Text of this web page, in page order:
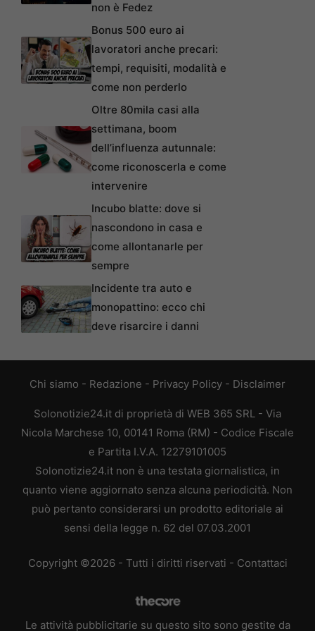
non è Fedez
Bonus 500 euro ai
lavoratori anche precari:
tempi, requisiti, modalità e
come non perderlo
Oltre 80mila casi alla
settimana, boom
dell’influenza autunnale:
come riconoscerla e come
intervenire
Incubo blatte: dove si
nascondono in casa e
come allontanarle per
sempre
Incidente tra auto e
monopattino: ecco chi
deve risarcire i danni
Chi siamo - Redazione - Privacy Policy - Disclaimer
Solonotizie24.it di proprietà di WEB 365 SRL - Via
Nicola Marchese 10, 00141 Roma (RM) - Codice Fiscale
e Partita I.V.A. 12279101005
Solonotizie24.it non è una testata giornalistica, in
quanto viene aggiornato senza alcuna periodicità. Non
può pertanto considerarsi un prodotto editoriale ai
sensi della legge n. 62 del 07.03.2001
Copyright ©2026 - Tutti i diritti riservati - Contattaci
Le attività pubblicitarie su questo sito sono gestite da